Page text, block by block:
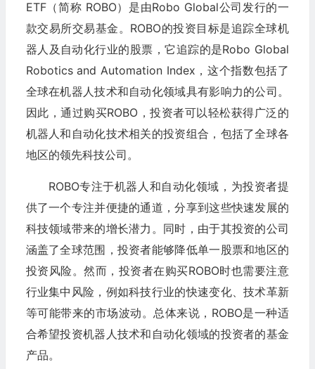
ETF（简称 ROBO）是由Robo Global公司发行的一
款交易所交易基金。ROBO的投资目标是追踪全球机
器人及自动化行业的股票，它追踪的是Robo Global
Robotics and Automation Index，这个指数包括了
全球在机器人技术和自动化领域具有影响力的公司。
因此，通过购买ROBO，投资者可以轻松获得广泛的
机器人和自动化技术相关的投资组合，包括了全球各
地区的领先科技公司。
ROBO专注于机器人和自动化领域，为投资者提
供了一个专注并便捷的通道，分享到这些快速发展的
科技领域带来的增长潜力。同时，由于其投资的公司
涵盖了全球范围，投资者能够降低单一股票和地区的
投资风险。然而，投资者在购买ROBO时也需要注意
行业集中风险，例如科技行业的快速变化、技术革新
等可能带来的市场波动。总体来说，ROBO是一种适
合希望投资机器人技术和自动化领域的投资者的基金
产品。